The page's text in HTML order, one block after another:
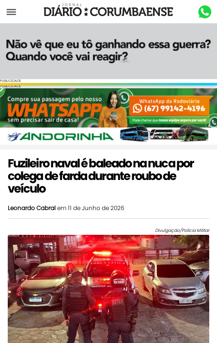
Menu
PUBLICIDADE
PUBLICIDADE
Fuzileiro naval é baleado na nuca por
colega de farda durante roubo de
veículo
Leonardo Cabralem 11 de Junho de 2026
Divulgação/Polícia Militar